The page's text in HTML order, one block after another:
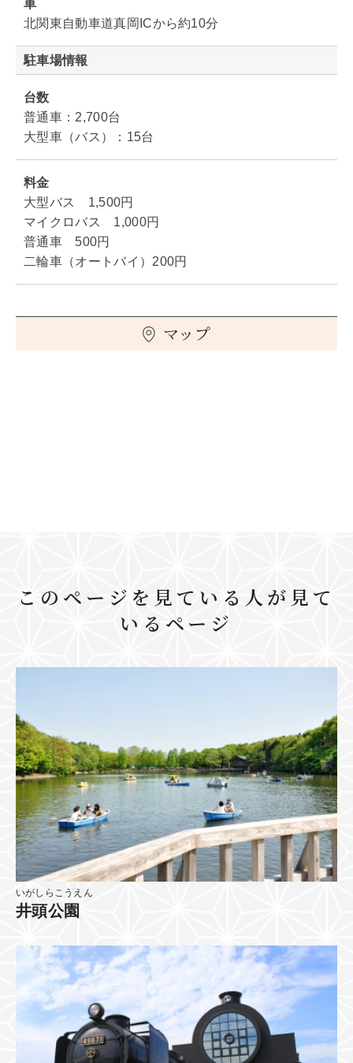
車
北関東自動車道真岡ICから約10分
駐車場情報
台数
普通車：2,700台
大型車（バス）：15台
料金
大型バス 1,500円
マイクロバス 1,000円
普通車 500円
二輪車（オートバイ）200円
マップ
このページを見ている人が見て
いるページ
いがしらこうえん
井頭公園